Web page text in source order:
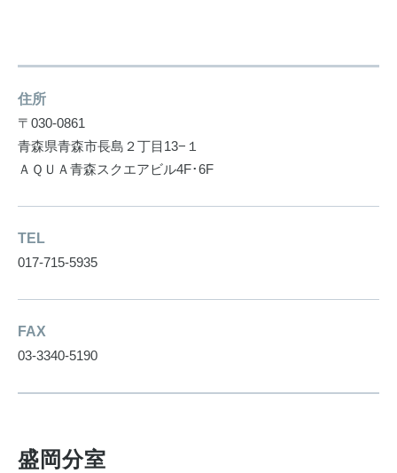
住所
〒030-0861
青森県青森市長島２丁目13−１
ＡＱＵＡ青森スクエアビル4F･6F
TEL
017-715-5935
FAX
03-3340-5190
盛岡分室